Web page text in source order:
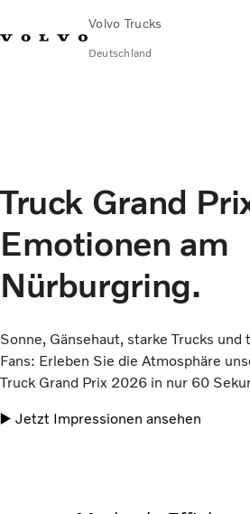
Volvo Trucks
Deutschland
Services
News
Karriere
Truck Grand
Emotionen am
Nürburgring.
Sonne, Gänsehaut, starke Trucks
Fans: Erleben Sie die Atmosphäre
Truck Grand Prix 2026 in nur 60
▶️ Jetzt Impressionen ansehen